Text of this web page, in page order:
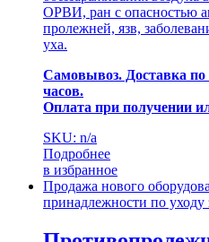
ОРВИ, ран с опасностью
пролежней, язв,
уха.
Самовывоз. Доставка по
часов.
Оплата при получении
SKU: n/a
Подробнее
в избранное
Продажа нового
принадлежности по уходу